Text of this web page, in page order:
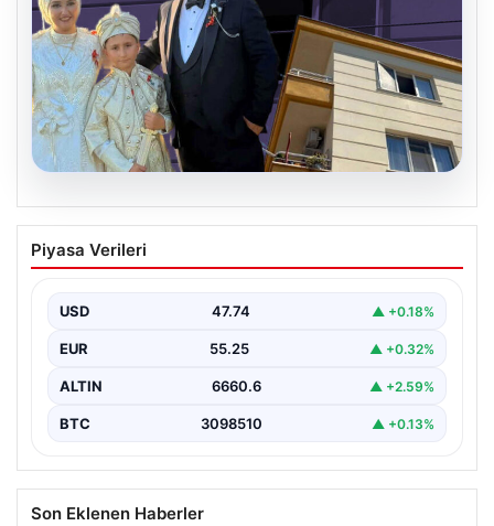
06.08.2026
Çanakkale’de böcek ilaçlaması felakete
dönüştü. Yusuf öldü, annesi yoğun
Piyasa Verileri
USD 47.74 ▲ +0.18%
EUR 55.25 ▲ +0.32%
ALTIN 6660.6 ▲ +2.59%
BTC 3098510 ▲ +0.13%
Son Eklenen Haberler